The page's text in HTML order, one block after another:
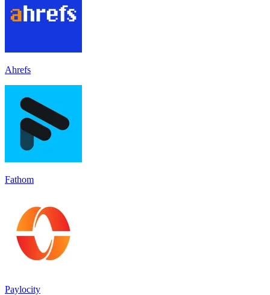
Ahrefs
Fathom
Paylocity